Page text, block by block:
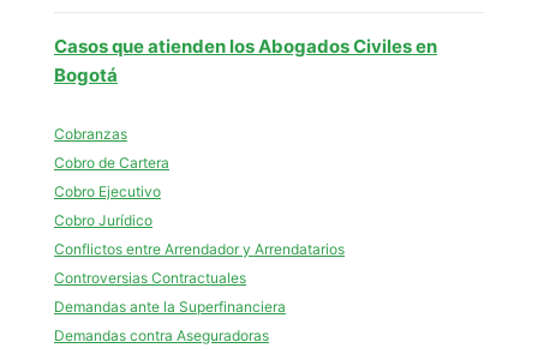
Casos que atienden los Abogados Civiles en
Bogotá
Cobranzas
Cobro de Cartera
Cobro Ejecutivo
Cobro Jurídico
Conflictos entre Arrendador y Arrendatarios
Controversias Contractuales
Demandas ante la Superfinanciera
Demandas contra Aseguradoras